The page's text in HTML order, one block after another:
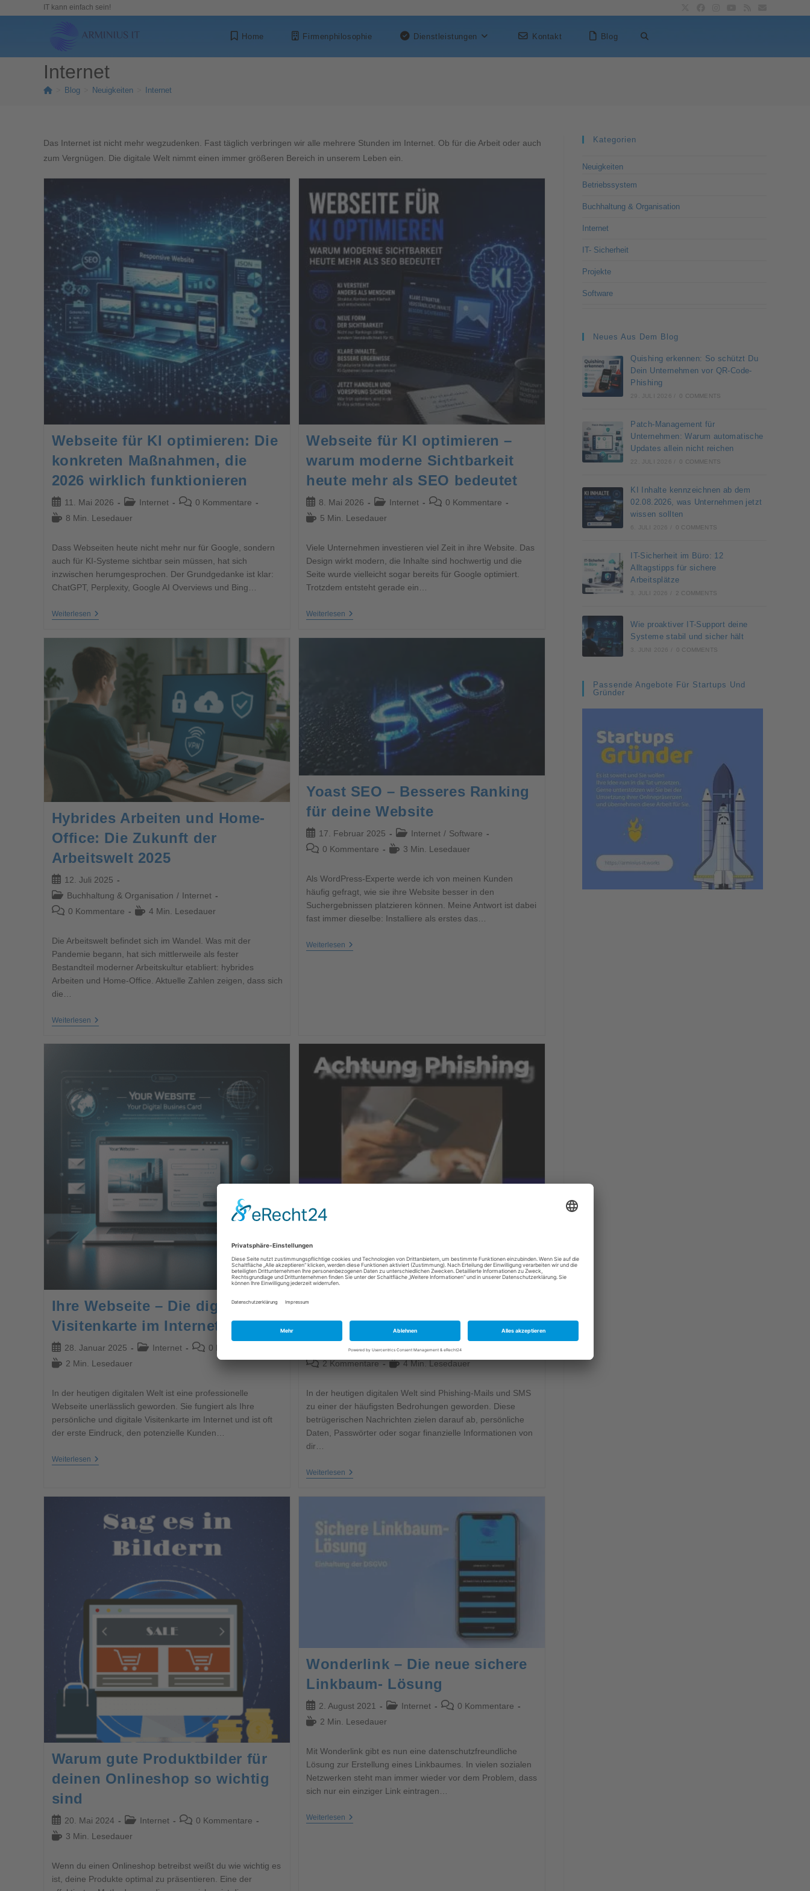
IT kann einfach sein!
Home Firmenphilosophie Dienstleistungen Kontakt Blog
Internet
Blog Neuigkeiten Internet
Das Internet ist nicht mehr wegzudenken. Fast täglich verbringen wir alle mehrere Stunden im Internet. Ob für die Arbeit oder auch
zum Vergnügen. Die digitale Welt nimmt einen immer größeren Bereich in unserem Leben ein.
Webseite für KI optimieren: Die
konkreten Maßnahmen, die
2026 wirklich funktionieren
11. Mai 2026 Internet
0 Kommentare
8 Min. Lesedauer
Dass Webseiten heute nicht mehr nur für Google, sondern
auch für KI-Systeme sichtbar sein müssen, hat sich
inzwischen herumgesprochen. Der Grundgedanke ist klar:
ChatGPT, Perplexity, Google AI Overviews und Bing…
Weiterlesen
Webseite für KI optimieren –
warum moderne Sichtbarkeit
heute mehr als SEO bedeutet
8. Mai 2026 Internet
0 Kommentare
5 Min. Lesedauer
Viele Unternehmen investieren viel Zeit in ihre Website. Das
Design wirkt modern, die Inhalte sind hochwertig und die
Seite wurde vielleicht sogar bereits für Google optimiert.
Trotzdem entsteht gerade ein…
Weiterlesen
Hybrides Arbeiten und Home-
Office: Die Zukunft der
Arbeitswelt 2025
12. Juli 2025
Buchhaltung & Organisation / Internet
0 Kommentare
4 Min. Lesedauer
Die Arbeitswelt befindet sich im Wandel. Was mit der
Pandemie begann, hat sich mittlerweile als fester
Bestandteil moderner Arbeitskultur etabliert: hybrides
Arbeiten und Home-Office. Aktuelle Zahlen zeigen, dass sich
die…
Weiterlesen
Yoast SEO – Besseres Ranking
für deine Website
17. Februar 2025 Internet / Software
0 Kommentare
3 Min. Lesedauer
Als WordPress-Experte werde ich von meinen Kunden
häufig gefragt, wie sie ihre Website besser in den
Suchergebnissen platzieren können. Meine Antwort ist dabei
fast immer dieselbe: Installiere als erstes das…
Weiterlesen
Ihre Webseite – Die digitale
Visitenkarte im Internet
28. Januar 2025 Internet
0 Kommentare
2 Min. Lesedauer
In der heutigen digitalen Welt ist eine professionelle
Webseite unerlässlich geworden. Sie fungiert als Ihre
persönliche und digitale Visitenkarte im Internet und ist oft
der erste Eindruck, den potenzielle Kunden…
Weiterlesen
Phishing Mails und SMS: So
erkennst du die Fallen
24. Juni 2024 Internet / IT- Sicherheit
2 Kommentare
4 Min. Lesedauer
In der heutigen digitalen Welt sind Phishing-Mails und SMS
zu einer der häufigsten Bedrohungen geworden. Diese
betrügerischen Nachrichten zielen darauf ab, persönliche
Daten, Passwörter oder sogar finanzielle Informationen von
dir…
Weiterlesen
Warum gute Produktbilder für
deinen Onlineshop so wichtig
sind
20. Mai 2024 Internet
0 Kommentare
3 Min. Lesedauer
Wenn du einen Onlineshop betreibst weißt du wie wichtig es
ist, deine Produkte optimal zu präsentieren. Eine der
Wonderlink – Die neue sichere
Linkbaum- Lösung
2. August 2021 Internet
0 Kommentare
2 Min. Lesedauer
Mit Wonderlink gibt es nun eine datenschutzfreundliche
Lösung zur Erstellung eines Linkbaumes. In vielen sozialen
Netzwerken steht man immer wieder vor dem Problem, dass
sich nur ein einziger Link eintragen…
Weiterlesen
Kategorien
Neuigkeiten
Betriebssystem
Buchhaltung & Organisation
Internet
IT- Sicherheit
Projekte
Software
Neues Aus Dem Blog
Quishing erkennen: So schützt Du
Dein Unternehmen vor QR-Code-
Phishing
29. JULI 2026 0 COMMENTS
Patch-Management für
Unternehmen: Warum automatische
Updates allein nicht reichen
22. JULI 2026 0 COMMENTS
KI Inhalte kennzeichnen ab dem
02.08.2026, was Unternehmen jetzt
wissen sollten
6. JULI 2026 0 COMMENTS
IT-Sicherheit im Büro: 12
Alltagstipps für sichere
Arbeitsplätze
3. JULI 2026 2 COMMENTS
Wie proaktiver IT-Support deine
Systeme stabil und sicher hält
3. JUNI 2026 0 COMMENTS
Passende Angebote Für Startups Und
Gründer